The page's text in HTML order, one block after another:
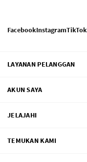
FacebookInstagramTikTok
LAYANAN PELANGGAN
AKUN SAYA
JELAJAHI
TEMUKAN KAMI